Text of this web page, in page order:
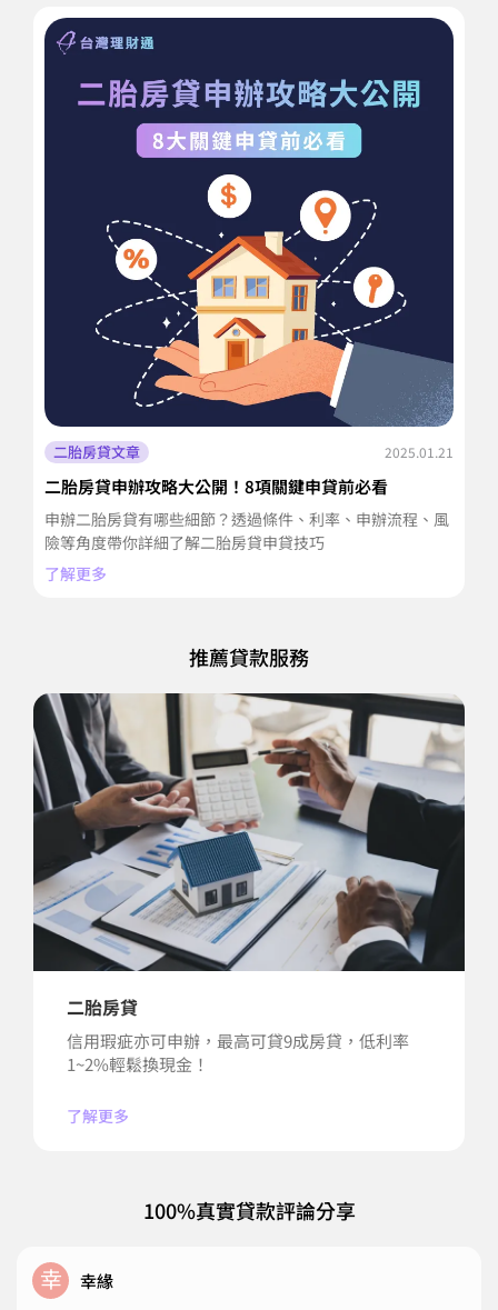
二胎房貸文章 2025.01.21
二胎房貸申辦攻略大公開！8項關鍵申貸前必看
申辦二胎房貸有哪些細節？透過條件、利率、申辦流程、風
險等角度帶你詳細了解二胎房貸申貸技巧
了解更多
推薦貸款服務
二胎房貸
信用瑕疵亦可申辦，最高可貸9成房貸，低利率
1~2%輕鬆換現金！
了解更多
100%真實貸款評論分享
幸
幸緣